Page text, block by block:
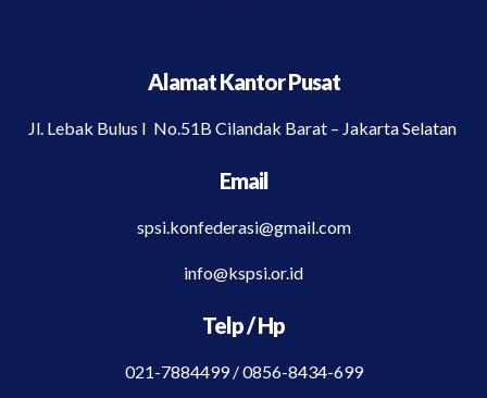
Alamat Kantor Pusat
Jl. Lebak Bulus I No.51B Cilandak Barat – Jakarta Selatan
Email
spsi.konfederasi@gmail.com
info@kspsi.or.id
Telp / Hp
021-7884499 / 0856-8434-699